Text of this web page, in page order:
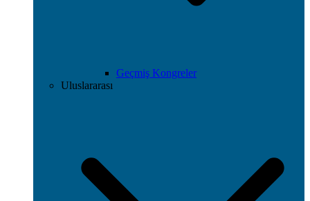
Geçmiş Kongreler
Uluslararası